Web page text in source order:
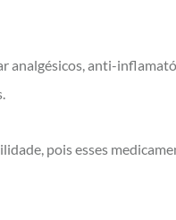
analgésicos, anti-
pois esses